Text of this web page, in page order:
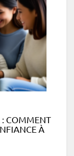
: COMMENT
À